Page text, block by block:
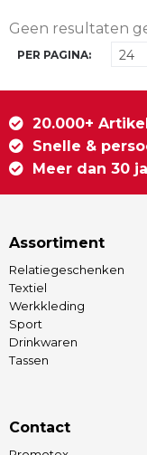
Geen resultaten
PER PAGINA:
20.000+
Snelle &
Meer dan 30
Assortiment
Relatiegeschenken
Textiel
Werkkleding
Sport
Drinkwaren
Tassen
Contact